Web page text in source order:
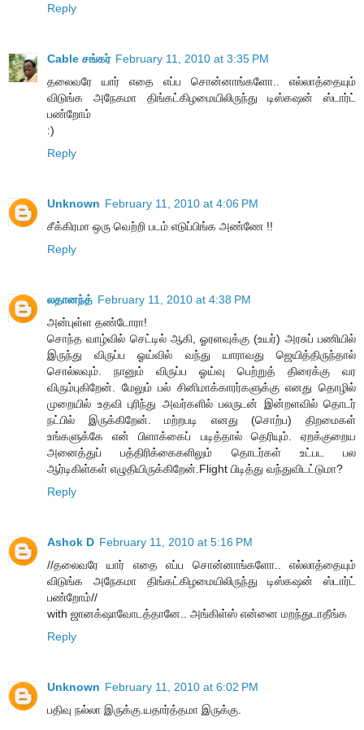
Reply
Cable சங்கர் February 11, 2010 at 3:35 PM
தலைவரே யார் எதை எப்ப சொன்னாங்களோ.. எல்லாத்தையும்
விடுங்க அநேகமா திங்கட்கிழமையிலிருந்து டிஸ்கஷன் ஸ்டார்ட்
பண்றோம்
:)
Reply
Unknown February 11, 2010 at 4:06 PM
சீக்கிரமா ஒரு வெற்றி படம் எடுப்பிங்க அண்ணே !!
Reply
லதானந்த் February 11, 2010 at 4:38 PM
அன்புள்ள தண்டோரா!
சொந்த வாழ்வில் செட்டில் ஆகி, ஓரளவுக்கு (உயர்) அரசுப் பணியில்
இருந்து விருப்ப ஓய்வில் வந்து யாராவது ஜெயித்திருந்தால்
சொல்லவும். நானும் விருப்ப ஓய்வு பெற்றுத் திரைக்கு வர
விரும்புகிறேன். மேலும் பல் சினிமாக்காரர்களுக்கு எனது தொழில்
முறையில் உதவி புரிந்து அவர்களில் பலருடன் இன்றளவில் தொடர்
நட்பில் இருக்கிறேன். மற்றபடி எனது (சொற்ப) திறமைகள்
உங்களுக்கே என் பிளாக்கைப் படித்தால் தெரியும். ஏறக்குறைய
அனைத்துப் பத்திரிக்கைகளிலும் தொடர்கள் உட்பட பல
ஆர்டிகிள்கள் எழுதியிருக்கிறேன்.Flight பிடித்து வந்துவிடட்டுமா?
Reply
Ashok D February 11, 2010 at 5:16 PM
//தலைவரே யார் எதை எப்ப சொன்னாங்களோ.. எல்லாத்தையும்
விடுங்க அநேகமா திங்கட்கிழமையிலிருந்து டிஸ்கஷன் ஸ்டார்ட்
பண்றோம்//
with ஜானக்‌ஷாவோடத்தானே.. அங்கிள்ஸ் என்னை மறந்துடாதீங்க
Reply
Unknown February 11, 2010 at 6:02 PM
பதிவு நல்லா இருக்கு.யதார்த்தமா இருக்கு.